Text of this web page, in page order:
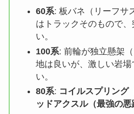
60系: 板バネ（リーフサ
はトラックそのもので、
い。
100系: 前輪が独立懸架
地は良いが、激しい岩
い。
80系: コイルスプリング
ッドアクスル（最強の悪